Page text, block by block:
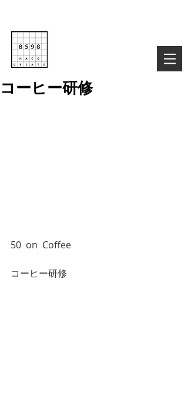
コーヒー研修
50  on  Coffee
コーヒー研修